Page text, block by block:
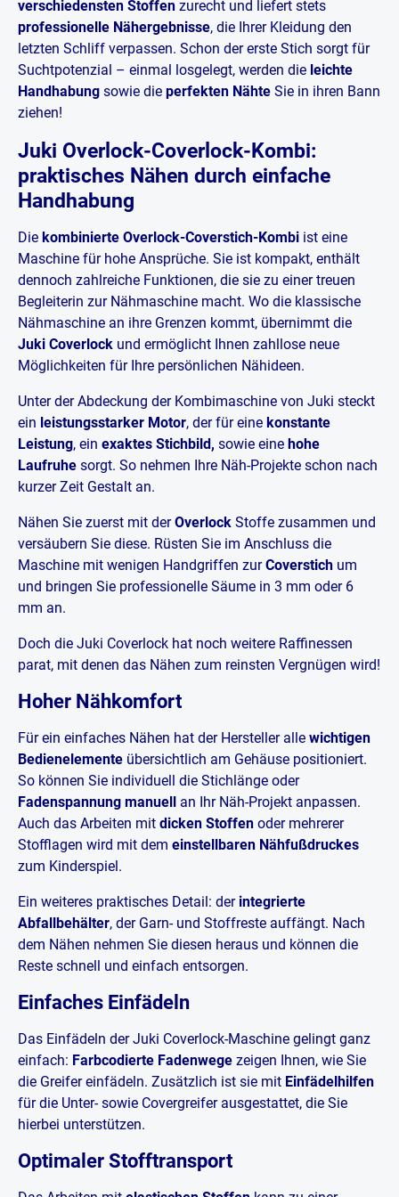
und geführt - ein noch besseres Nähergebnis kann erzielt werden.
verschiedensten Stoffen zurecht und liefert stets
professionelle Nähergebnisse, die Ihrer Kleidung den
letzten Schliff verpassen. Schon der erste Stich sorgt für
Suchtpotenzial – einmal losgelegt, werden die leichte
Handhabung sowie die perfekten Nähte Sie in ihren Bann
ziehen!
Juki Overlock-Coverlock-Kombi:
praktisches Nähen durch einfache
Handhabung
Die kombinierte Overlock-Coverstich-Kombi ist eine
Maschine für hohe Ansprüche. Sie ist kompakt, enthält
dennoch zahlreiche Funktionen, die sie zu einer treuen
Begleiterin zur Nähmaschine macht. Wo die klassische
Nähmaschine an ihre Grenzen kommt, übernimmt die
Juki Coverlock und ermöglicht Ihnen zahllose neue
Möglichkeiten für Ihre persönlichen Nähideen.
Unter der Abdeckung der Kombimaschine von Juki steckt
ein leistungsstarker Motor, der für eine konstante
Leistung, ein exaktes Stichbild, sowie eine hohe
Laufruhe sorgt. So nehmen Ihre Näh-Projekte schon nach
kurzer Zeit Gestalt an.
Nähen Sie zuerst mit derOverlock Stoffe zusammen und
versäubern Sie diese. Rüsten Sie im Anschluss die
Maschine mit wenigen Handgriffen zurCoverstich um
und bringen Sie professionelle Säume in 3 mm oder 6
mm an.
Doch die Juki Coverlock hat noch weitere Raffinessen
parat, mit denen das Nähen zum reinsten Vergnügen wird!
Hoher Nähkomfort
Für ein einfaches Nähen hat der Hersteller alle wichtigen
Bedienelemente übersichtlich am Gehäuse positioniert.
So können Sie individuell die Stichlänge oder
Fadenspannung manuell an Ihr Näh-Projekt anpassen.
Auch das Arbeiten mit dicken Stoffen oder mehrerer
Stofflagen wird mit dem einstellbaren Nähfußdruckes
zum Kinderspiel.
Ein weiteres praktisches Detail: der integrierte
Abfallbehälter, der Garn- und Stoffreste auffängt. Nach
dem Nähen nehmen Sie diesen heraus und können die
Reste schnell und einfach entsorgen.
Einfaches Einfädeln
Das Einfädeln der Juki Coverlock-Maschine gelingt ganz
einfach: Farbcodierte Fadenwege zeigen Ihnen, wie Sie
die Greifer einfädeln. Zusätzlich ist sie mit Einfädelhilfen
für die Unter- sowie Covergreifer ausgestattet, die Sie
hierbei unterstützen.
Optimaler Stofftransport